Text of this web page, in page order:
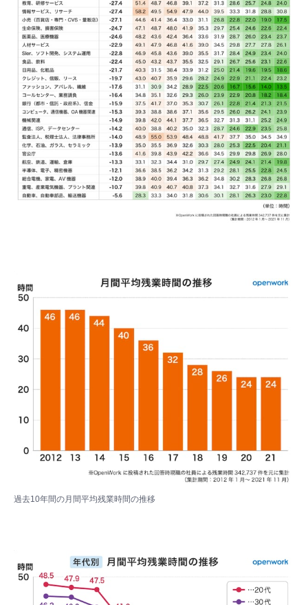
過去10年間の月間平均残業時間の推移